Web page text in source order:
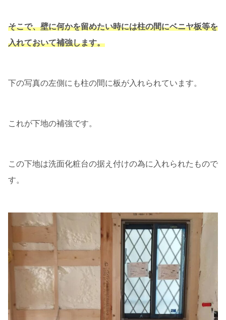
そこで、壁に何かを留めたい時には柱の間にベニヤ板等を
入れておいて補強します。
下の写真の左側にも柱の間に板が入れられています。
これが下地の補強です。
この下地は洗面化粧台の据え付けの為に入れられたもので
す。